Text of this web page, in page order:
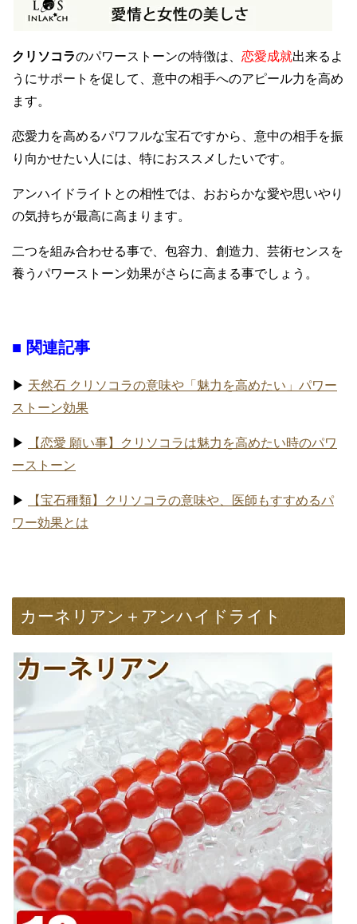
クリソコラのパワーストーンの特徴は、 恋愛成就出来るよ
うにサポートを促して、意中の相手へのアピール力を高め
ます。
恋愛力を高めるパワフルな宝石ですから、意中の相手を振
り向かせたい人には、特におススメしたいです。
アンハイドライトとの相性では、おおらかな愛や思いやり
の気持ちが最高に高まります。
二つを組み合わせる事で、包容力、創造力、芸術センスを
養うパワーストーン効果がさらに高まる事でしょう。
■ 関連記事
▶ 天然石 クリソコラの意味や「魅力を高めたい」パワー
ストーン効果
▶
【恋愛 願い事】クリソコラは魅力を高めたい時のパワ
ーストーン
▶
【宝石種類】クリソコラの意味や、医師もすすめるパ
ワー効果とは
カーネリアン＋アンハイドライト